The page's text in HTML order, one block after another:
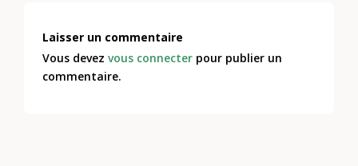
Laisser un commentaire
Vous devezvous connecter pour publier un
commentaire.